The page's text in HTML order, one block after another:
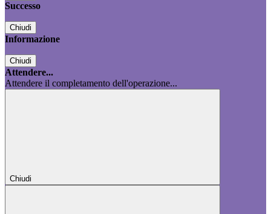
Successo
Chiudi
Informazione
Chiudi
Attendere...
Attendere il completamento dell'operazione...
Chiudi